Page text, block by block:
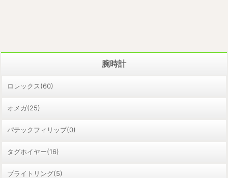
腕時計
ロレックス(60)
オメガ(25)
パテックフィリップ(0)
タグホイヤー(16)
ブライトリング(5)